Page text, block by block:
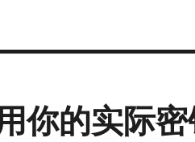
你的实际